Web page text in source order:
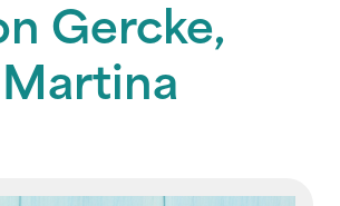
Gercke,
Martina